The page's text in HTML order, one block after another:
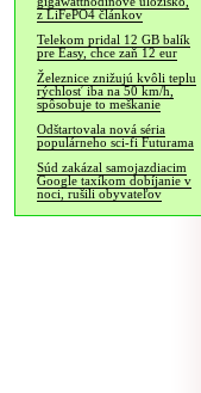
z LiFePO4 článkov
Telekom pridal 12 GB balík
pre Easy, chce zaň 12 eur
Železnice znižujú kvôli teplu
rýchlosť iba na 50 km/h,
spôsobuje to meškanie
Odštartovala nová séria
populárneho sci-fi Futurama
Súd zakázal samojazdiacim
Google taxíkom dobíjanie v
noci, rušili obyvateľov